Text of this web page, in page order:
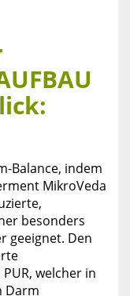
Balance, indem
MikroVeda
besonders
geeignet. Den
welcher in
Darm